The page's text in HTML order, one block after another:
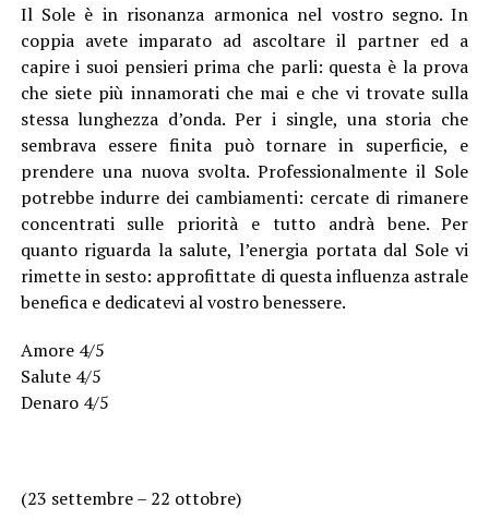
Il Sole è in risonanza armonica nel vostro segno. In
coppia avete imparato ad ascoltare il partner ed a
capire i suoi pensieri prima che parli: questa è la prova
che siete più innamorati che mai e che vi trovate sulla
stessa lunghezza d’onda. Per i single, una storia che
sembrava essere finita può tornare in superficie, e
prendere una nuova svolta. Professionalmente il Sole
potrebbe indurre dei cambiamenti: cercate di rimanere
concentrati sulle priorità e tutto andrà bene. Per
quanto riguarda la salute, l’energia portata dal Sole vi
rimette in sesto: approfittate di questa influenza astrale
benefica e dedicatevi al vostro benessere.
Amore 4/5
Salute 4/5
Denaro 4/5
(23 settembre – 22 ottobre)